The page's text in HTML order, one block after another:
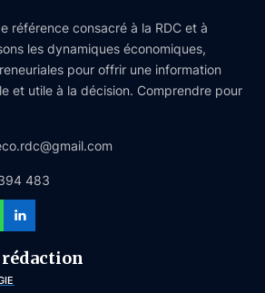
référence consacré à la RDC et à
les dynamiques économiques,
pour offrir une information
et utile à la décision. Comprendre pour
483
rédaction